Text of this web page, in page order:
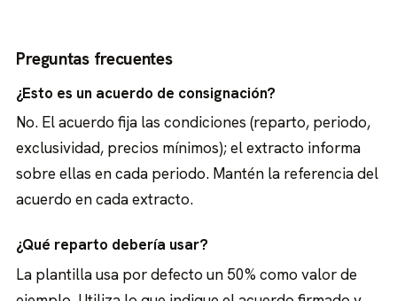
Preguntas frecuentes
¿Esto es un acuerdo de consignación?
No. El acuerdo fija las condiciones (reparto, periodo,
exclusividad, precios mínimos); el extracto informa
sobre ellas en cada periodo. Mantén la referencia del
acuerdo en cada extracto.
¿Qué reparto debería usar?
La plantilla usa por defecto un 50% como valor de